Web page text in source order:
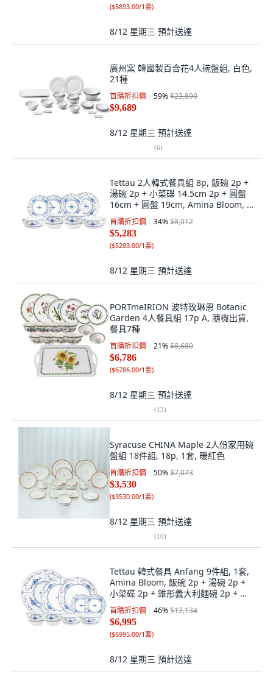
($5893.00/1套)
8/12 星期三 預計送達
廣州窯 韓國製百合花4人碗盤組, 白色,
21種
首購折扣價 59%$23,890
$9,689
8/12 星期三 預計送達
(6)
Tettau 2人韓式餐具組 8p, 飯碗 2p +
湯碗 2p + 小菜碟 14.5cm 2p + 圓盤
16cm + 圓盤 19cm, Amina Bloom, 1
套
首購折扣價 34%$8,012
$5,283
($5283.00/1套)
8/12 星期三 預計送達
PORTmeIRION 波特玫琳恩 Botanic
Garden 4人餐具組 17p A, 隨機出貨,
餐具7種
首購折扣價 21%$8,680
$6,786
($6786.00/1套)
8/12 星期三 預計送達
(13)
Syracuse CHINA Maple 2人份家用碗
盤組 18件組, 18p, 1套, 暖紅色
首購折扣價 50%$7,073
$3,530
($3530.00/1套)
8/12 星期三 預計送達
(10)
Tettau 韓式餐具 Anfang 9件組, 1套,
Amina Bloom, 飯碗 2p + 湯碗 2p +
小菜碟 2p + 錐形義大利麵碗 2p + 主
餐盤
首購折扣價 46%$13,134
$6,995
($6995.00/1套)
8/12 星期三 預計送達